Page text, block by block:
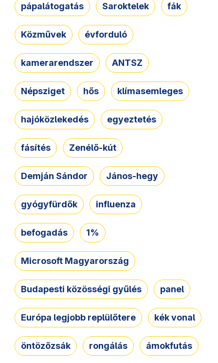
pápalátogatás Saroktelek fák
Közművek évforduló
kamerarendszer ANTSZ
Népsziget hős klímasemleges
hajóközlekedés egyeztetés
fásítés Zenélő-kút
Demján Sándor János-hegy
gyógyfürdők influenza
befogadás 1%
Microsoft Magyarország
Budapesti közösségi gyűlés panel
Európa legjobb replülőtere kék vonal
öntözőzsák rongálás ámokfutás